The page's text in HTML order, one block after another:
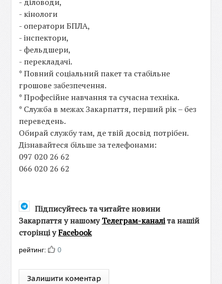
- кінологи
- оператори БПЛА,
- інспектори,
- фельдшери,
- перекладачі.
* Повний соціальний пакет та стабільне
грошове забезпечення.
* Професійне навчання та сучасна техніка.
* Служба в межах Закарпаття, перший рік – без
переведень.
Обирай службу там, де твій досвід потрібен.
Дізнавайтеся більше за телефонами:
097 020 26 62
066 020 26 62
Підписуйтесь та читайте новини
Закарпаття у нашомуТелеграм-каналіта нашій
сторінці уFacebook
рейтинг: 0
Залишити коментар